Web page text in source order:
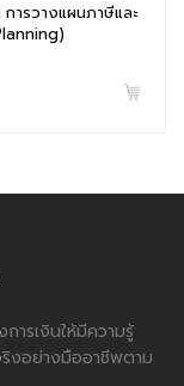
ารวางแผนภาษีและ
ารเงินให้มีความรู้
ริงอย่างมืออาชีพตาม